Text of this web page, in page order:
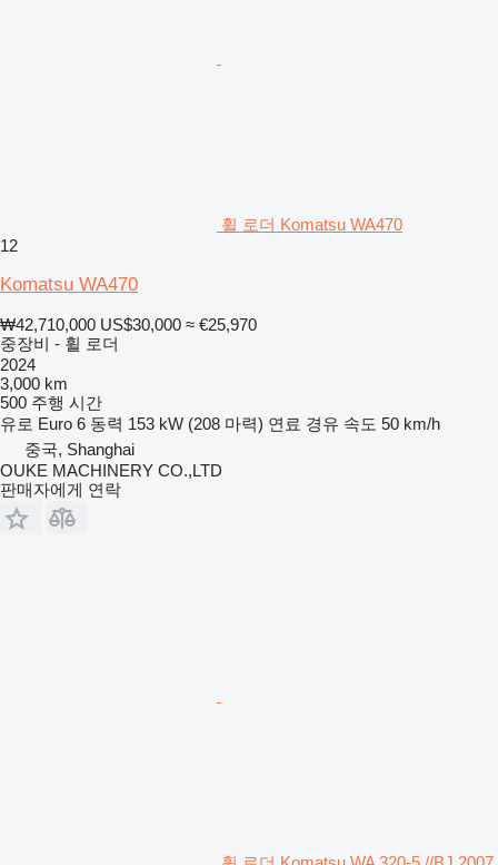
휠 로더 Komatsu WA470
12
Komatsu WA470
₩42,710,000 US$30,000 ≈ €25,970
중장비 - 휠 로더
2024
3,000 km
500 주행 시간
유로 Euro 6 동력 153 kW (208 마력) 연료 경유 속도 50 km/h
중국, Shanghai
OUKE MACHINERY CO.,LTD
판매자에게 연락